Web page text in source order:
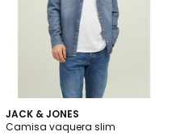
JACK & JONES
Camisa vaquera slim
4,7
/ 5